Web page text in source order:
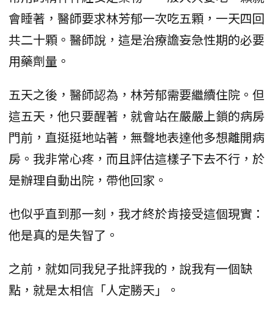
會睡著，醫師要求林芳郁一次吃五顆，一天四回
共二十顆。醫師說，這是治療譫妄急性期的必要
用藥劑量。
五天之後，醫師認為，林芳郁需要繼續住院。但
這五天，他只要醒著，就會站在嚴嚴上鎖的病房
門前，直挺挺地站著，無聲地表達他多想離開病
房。我非常心疼，而且評估這樣子下去不行，於
是辦理自動出院，帶他回家。
也似乎直到那一刻，我才終於肯接受這個現實：
他是真的是失智了。
之前，就如同我兒子批評我的，說我有一個缺
點，就是太相信「人定勝天」。